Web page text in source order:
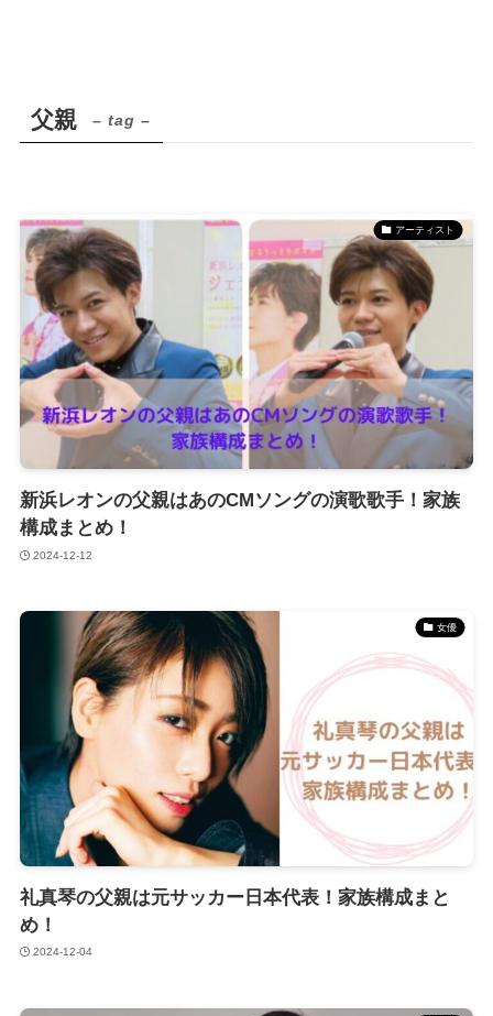
父親 – tag –
アーティスト
新浜レオンの父親はあのCMソングの演歌歌手！家族
構成まとめ！
2024-12-12
女優
礼真琴の父親は元サッカー日本代表！家族構成まと
め！
2024-12-04